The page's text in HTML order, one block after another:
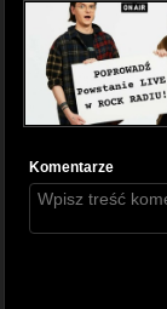
Komentarze